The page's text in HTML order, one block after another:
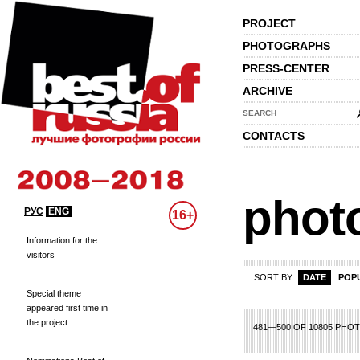
PROJECT
PHOTOGRAPHS
PRESS-CENTER
ARCHIVE
SEARCH
CONTACTS
РУС ENG 16+
Information for the
visitors
Special theme
appeared first time in
the project
SORT BY: DATE
481—500 OF 10805
7 8 9 10 11 12 13